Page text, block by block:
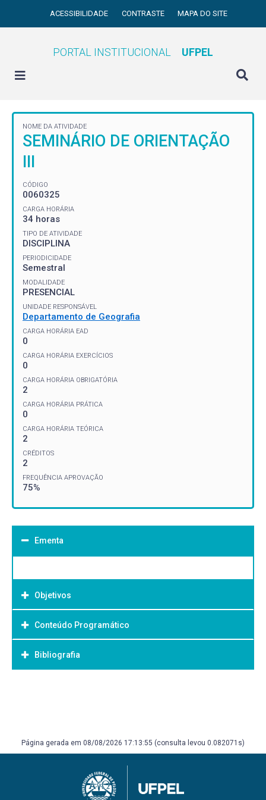
ACESSIBILIDADE CONTRASTE MAPA DO SITE
PORTAL INSTITUCIONAL UFPEL
NOME DA ATIVIDADE
SEMINÁRIO DE ORIENTAÇÃO
III
CÓDIGO
0060325
CARGA HORÁRIA
34 horas
TIPO DE ATIVIDADE
DISCIPLINA
PERIODICIDADE
Semestral
MODALIDADE
PRESENCIAL
UNIDADE RESPONSÁVEL
Departamento de Geografia
CARGA HORÁRIA EAD
0
CARGA HORÁRIA EXERCÍCIOS
0
CARGA HORÁRIA OBRIGATÓRIA
2
CARGA HORÁRIA PRÁTICA
0
CARGA HORÁRIA TEÓRICA
2
CRÉDITOS
2
FREQUÊNCIA APROVAÇÃO
75%
Ementa
Objetivos
Objetivo Geral:
Conteúdo Programático
Bibliografia
Página gerada em 08/08/2026 17:13:55 (consulta levou 0.082071s)